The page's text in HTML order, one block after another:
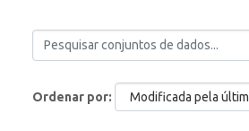
Ordenar por